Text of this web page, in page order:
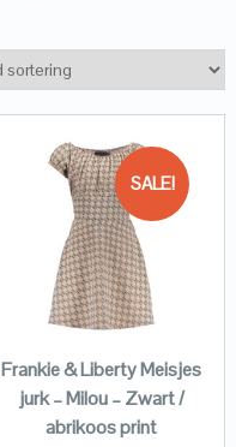
SALE!
Frankie & Liberty Meisjes
jurk – Milou – Zwart /
abrikoos print